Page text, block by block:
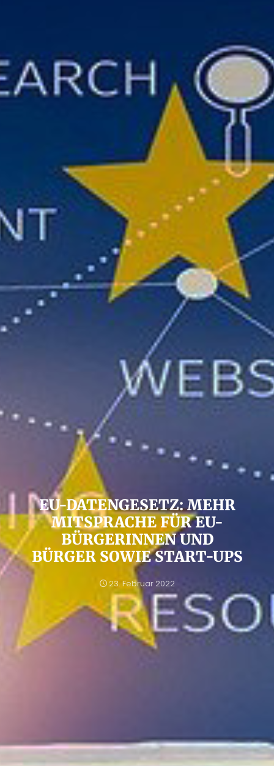
EU-DATENGESETZ: MEHR
MITSPRACHE FÜR EU-
BÜRGERINNEN UND
BÜRGER SOWIE START-UPS
23. Februar 2022